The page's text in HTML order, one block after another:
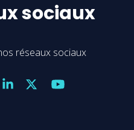
sociaux
réseaux sociaux